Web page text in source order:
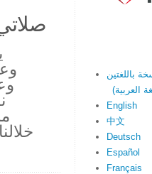
English
中文
Deutsch
Español
Français